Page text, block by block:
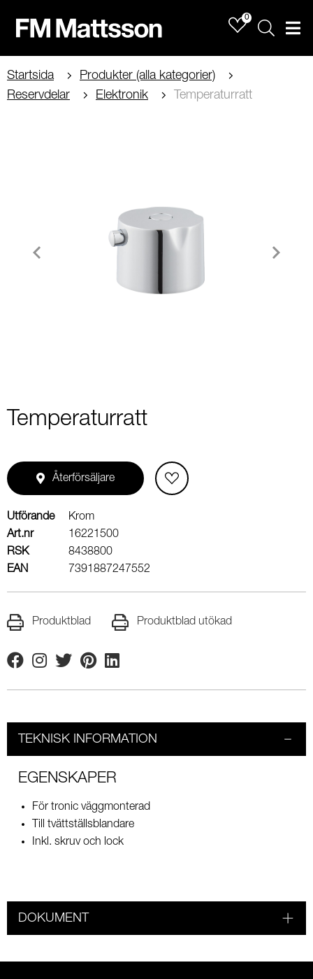
0
Sök
Startsida
Produkter (alla kategorier)
Reservdelar
Elektronik Temperaturratt
Temperaturratt
Återförsäljare
Utförande
Krom
Art.nr
16221500
RSK
8438800
EAN
7391887247552
Produktblad Produktblad utökad
FacebookInstagram
TwitterPinterestLinkedin
TEKNISK INFORMATION
EGENSKAPER
För tronic väggmonterad
Till tvättställsblandare
Inkl. skruv och lock
DOKUMENT